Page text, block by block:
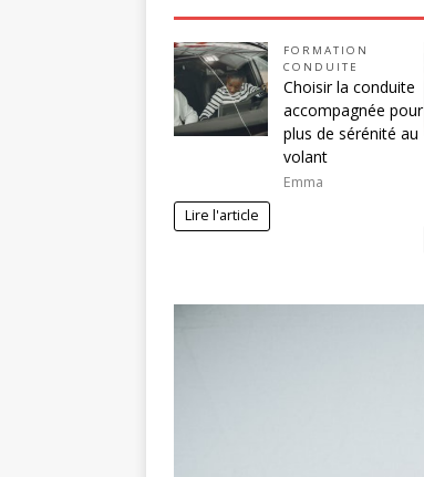
FORMATION
CONDUITE
Choisir la conduite
accompagnée pour
plus de sérénité au
volant
Emma
Lire l'article